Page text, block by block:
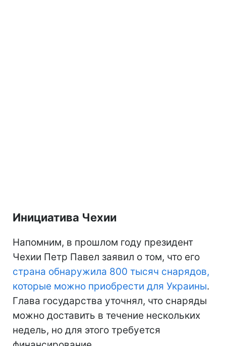
Инициатива Чехии
Напомним, в прошлом году президент
Чехии Петр Павел заявил о том, что его
страна обнаружила 800 тысяч снарядов,
которые можно приобрести для Украины.
Глава государства уточнял, что снаряды
можно доставить в течение нескольких
недель, но для этого требуется